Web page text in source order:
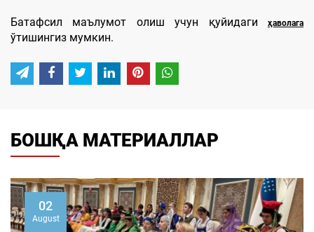
Батафсил маълумот олиш учун қуйидаги ҳаволага
ўтишингиз мумкин.
БОШҚА МАТЕРИАЛЛАР
02
August